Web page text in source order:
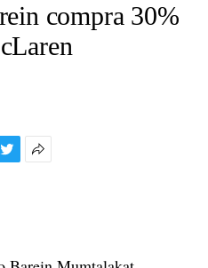
compra 30%